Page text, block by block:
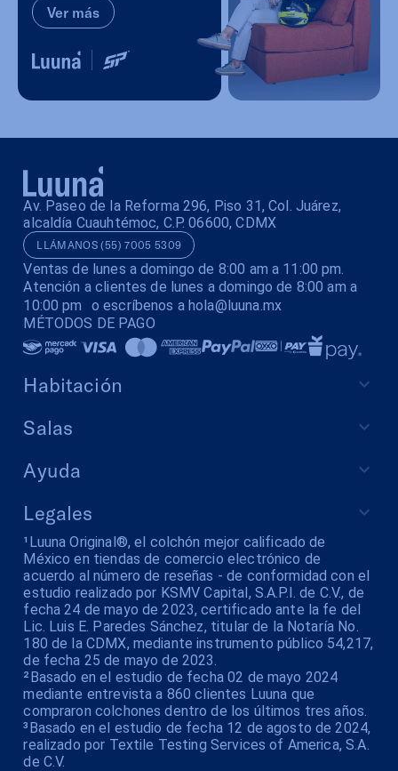
Ver más
Av. Paseo de la Reforma 296, Piso 31, Col. Juárez,
alcaldía Cuauhtémoc, C.P. 06600, CDMX
LLÁMANOS (55) 7005 5309
Ventas de lunes a domingo de 8:00 am a 11:00 pm.
Atención a clientes de lunes a domingo de 8:00 am a
10:00 pm o escríbenos a hola@luuna.mx
MÉTODOS DE PAGO
Habitación
Salas
Ayuda
Legales
¹Luuna Original®, el colchón mejor calificado de
México en tiendas de comercio electrónico de
acuerdo al número de reseñas - de conformidad con el
estudio realizado por KSMV Capital, S.A.P.I. de C.V., de
fecha 24 de mayo de 2023, certificado ante la fe del
Lic. Luis E. Paredes Sánchez, titular de la Notaría No.
180 de la CDMX, mediante instrumento público 54,217,
de fecha 25 de mayo de 2023.
²Basado en el estudio de fecha 02 de mayo 2024
mediante entrevista a 860 clientes Luuna que
compraron colchones dentro de los últimos tres años.
³Basado en el estudio de fecha 12 de agosto de 2024,
realizado por Textile Testing Services of America, S.A.
de C.V.